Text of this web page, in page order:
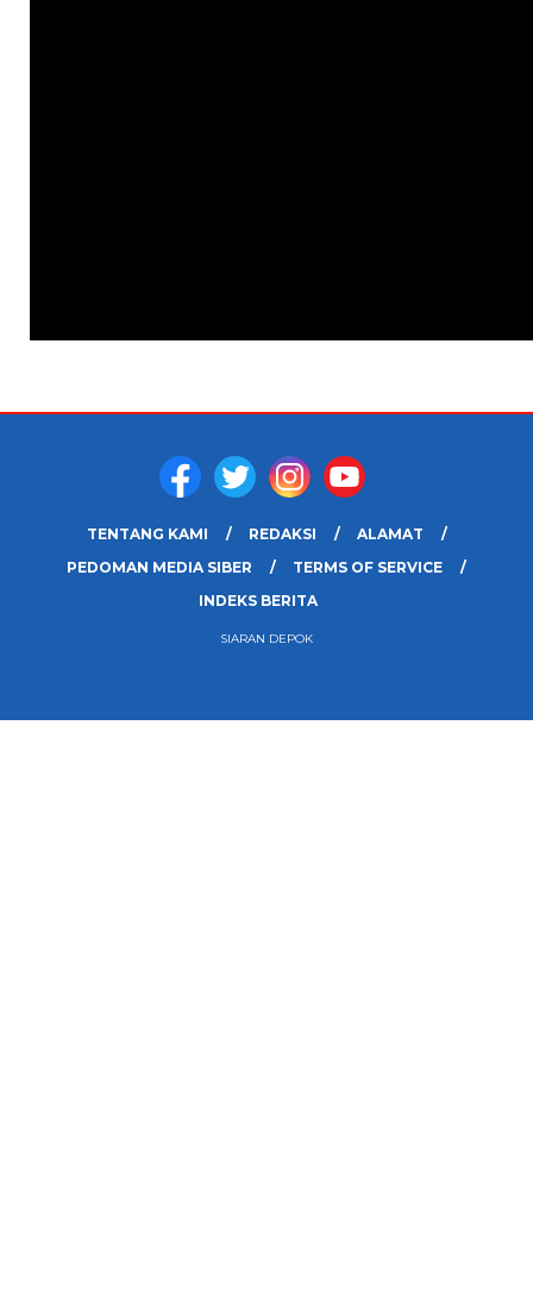
TENTANG KAMI REDAKSI
ALAMAT
PEDOMAN MEDIA SIBER
TERMS OF SERVICE
INDEKS BERITA
SIARAN DEPOK